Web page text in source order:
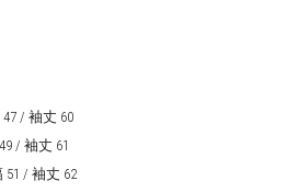
/ 袖丈 60
/ 袖丈 61
/ 袖丈 62